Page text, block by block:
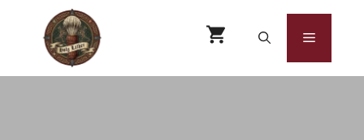
Μετάβαση
περιεχόμενο
Μενού